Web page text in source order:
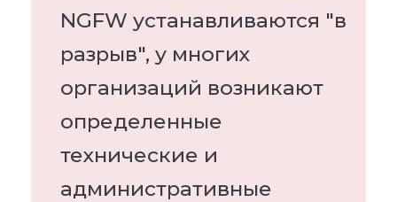
NGFW устанавливаются "в
разрыв", у многих
организаций возникают
определенные
технические и
административные